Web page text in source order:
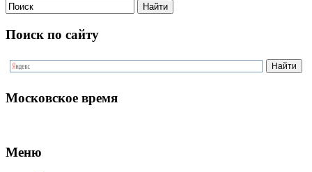
Поиск по сайту
Московское время
Меню